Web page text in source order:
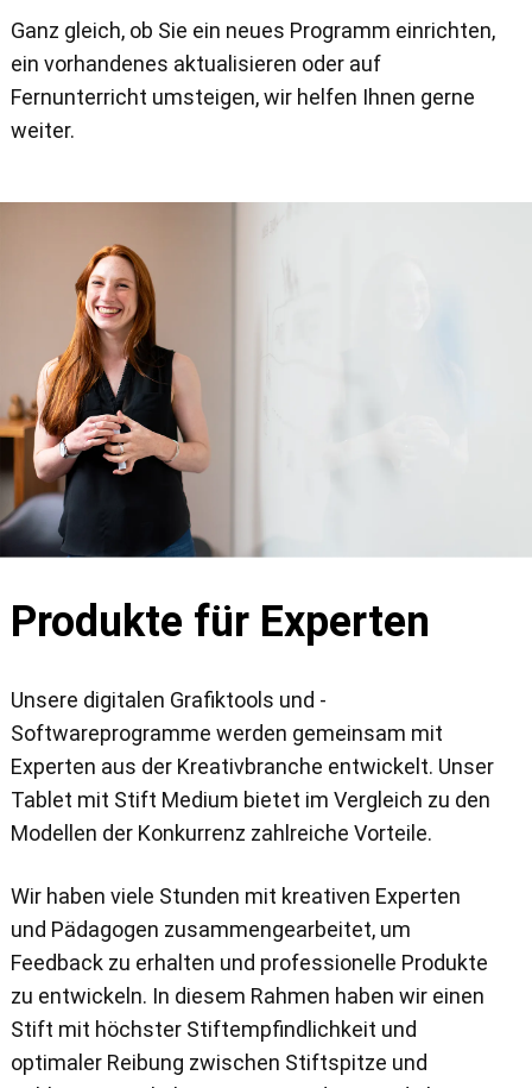
Ganz gleich, ob Sie ein neues Programm einrichten,
ein vorhandenes aktualisieren oder auf
Fernunterricht umsteigen, wir helfen Ihnen gerne
weiter.
Produkte für Experten
Unsere digitalen Grafiktools und -
Softwareprogramme werden gemeinsam mit
Experten aus der Kreativbranche entwickelt. Unser
Tablet mit Stift Medium bietet im Vergleich zu den
Modellen der Konkurrenz zahlreiche Vorteile.
Wir haben viele Stunden mit kreativen Experten
und Pädagogen zusammengearbeitet, um
Feedback zu erhalten und professionelle Produkte
zu entwickeln. In diesem Rahmen haben wir einen
Stift mit höchster Stiftempfindlichkeit und
optimaler Reibung zwischen Stiftspitze und